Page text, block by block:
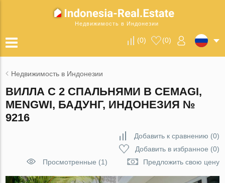
Недвижимость в Индонезии
(0) (0)
Недвижимость в Индонезии
ВИЛЛА С 2 СПАЛЬНЯМИ В CEMAGI,
MENGWI, БАДУНГ, ИНДОНЕЗИЯ №
9216
Добавить к сравнению (0)
Добавить в избранное (0)
Просмотренные (1)
Предложить свою цену